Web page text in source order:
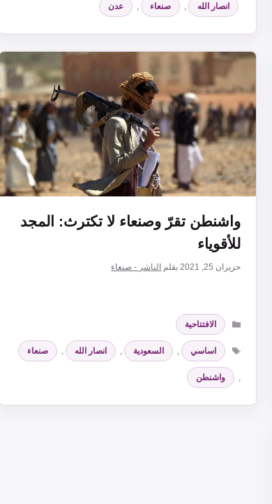
انصار الله , صنعاء , عدن
واشنطن تقرّ وصنعاء لا تكترث: المجد
للأقوياء
حزيران 25, 2021 بقلم الناشر - صنعاء
التصنيفات
الافتتاحية
الوسوم
اساسي , السعودية , انصار الله , صنعاء
, واشنطن